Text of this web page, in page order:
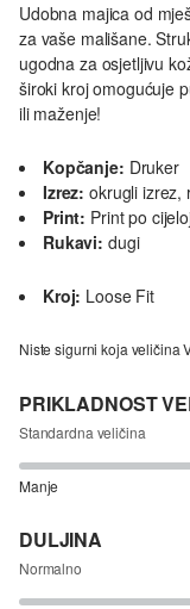
Udobna majica od
za vaše mališane.
ugodna za osjetljivu
široki kroj omogućuje
ili maženje!
Kopčanje: Druker
Izrez: okrugli izrez,
Print: Print po
Rukavi: dugi
Kroj: Loose Fit
Niste sigurni koja veličina
PRIKLADNOST
Standardna veličina
Manje
DULJINA
Normalno